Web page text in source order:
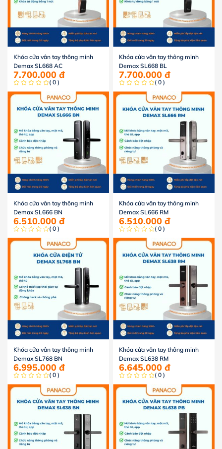
Khóa cửa vân tay thông minh
Demax SL668 AC
7.700.000 đ
( 0 )
Khóa cửa vân tay thông minh
Demax SL668 BL
7.700.000 đ
( 0 )
Khóa cửa vân tay thông minh
Demax SL666 BN
6.510.000 đ
( 0 )
Khóa cửa vân tay thông minh
Demax SL666 RM
6.510.000 đ
( 0 )
Khóa cửa vân tay thông minh
Demax SL768 BN
6.995.000 đ
( 0 )
Khóa cửa vân tay thông minh
Demax SL638 RM
6.645.000 đ
( 0 )